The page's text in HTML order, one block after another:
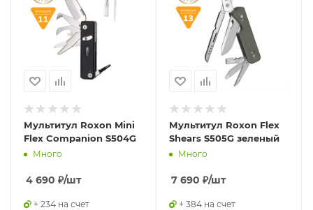
Мультитул Roxon Mini
Flex Companion S504G
Много
4 690 ₽/шт
+ 234 на счет
Мультитул Roxon Flex
Shears S505G зеленый
Много
7 690 ₽/шт
+ 384 на счет